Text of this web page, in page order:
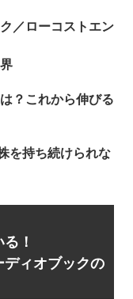
／ローコストエン
？これから伸びる
を持ち続けられな
！
ディオブックの